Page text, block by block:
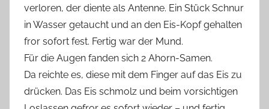
verloren, der diente als Antenne. Ein Stück Schnur
in Wasser getaucht und an den Eis-Kopf gehalten
fror sofort fest. Fertig war der Mund.
Für die Augen fanden sich 2 Ahorn-Samen.
Da reichte es, diese mit dem Finger auf das Eis zu
drücken. Das Eis schmolz und beim vorsichtigen